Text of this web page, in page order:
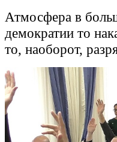
Атмосфера в
демократии то
то, наоборот,